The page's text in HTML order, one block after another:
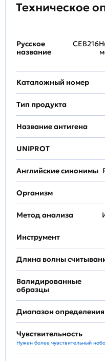
Техническое
Русское
название
Каталожный номер
Тип продукта
Название антигена
UNIPROT
Английские синонимы
Организм
Метод анализа
Инструмент
Длина волны
Валидированные
образцы
Диапазон определения
Чувствительность
Нужен более чувствительный